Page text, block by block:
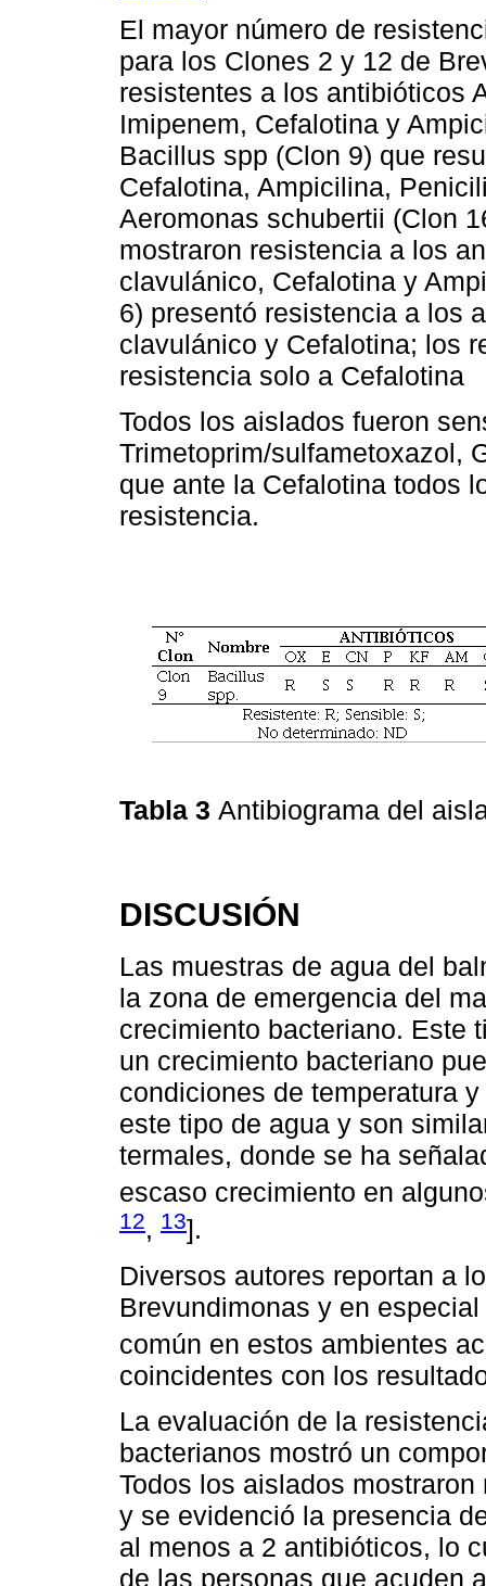
El mayor número de
para los Clones 2 y 12 de
resistentes a los antibióticos
Imipenem, Cefalotina y
Bacillus spp (Clon 9) que
Cefalotina, Ampicilina,
Aeromonas schubertii (Clon
mostraron resistencia a los
clavulánico, Cefalotina y
6) presentó resistencia a los
clavulánico y Cefalotina; los
resistencia solo a Cefalotina
Todos los aislados fueron
Trimetoprim/sulfametoxazol,
que ante la Cefalotina todos
resistencia.
Tabla 3 Antibiograma del
DISCUSIÓN
Las muestras de agua del
la zona de emergencia del
crecimiento bacteriano. Este
un crecimiento bacteriano
condiciones de temperatura
este tipo de agua y son
termales, donde se ha
escaso crecimiento en
12, 13].
Diversos autores reportan a
Brevundimonas y en
común en estos ambientes
coincidentes con los
La evaluación de la
bacterianos mostró un
Todos los aislados
y se evidenció la presencia
al menos a 2 antibióticos, lo
de las personas que acuden